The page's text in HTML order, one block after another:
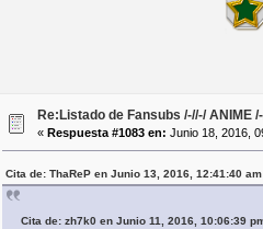
Re:Listado de Fansubs /-//-/ ANIME
« Respuesta #1083 en: Junio 18, 2016,
Cita de: ThaReP en Junio 13, 2016, 12:41:40 am
Cita de: zh7k0 en Junio 11, 2016, 10:06:39